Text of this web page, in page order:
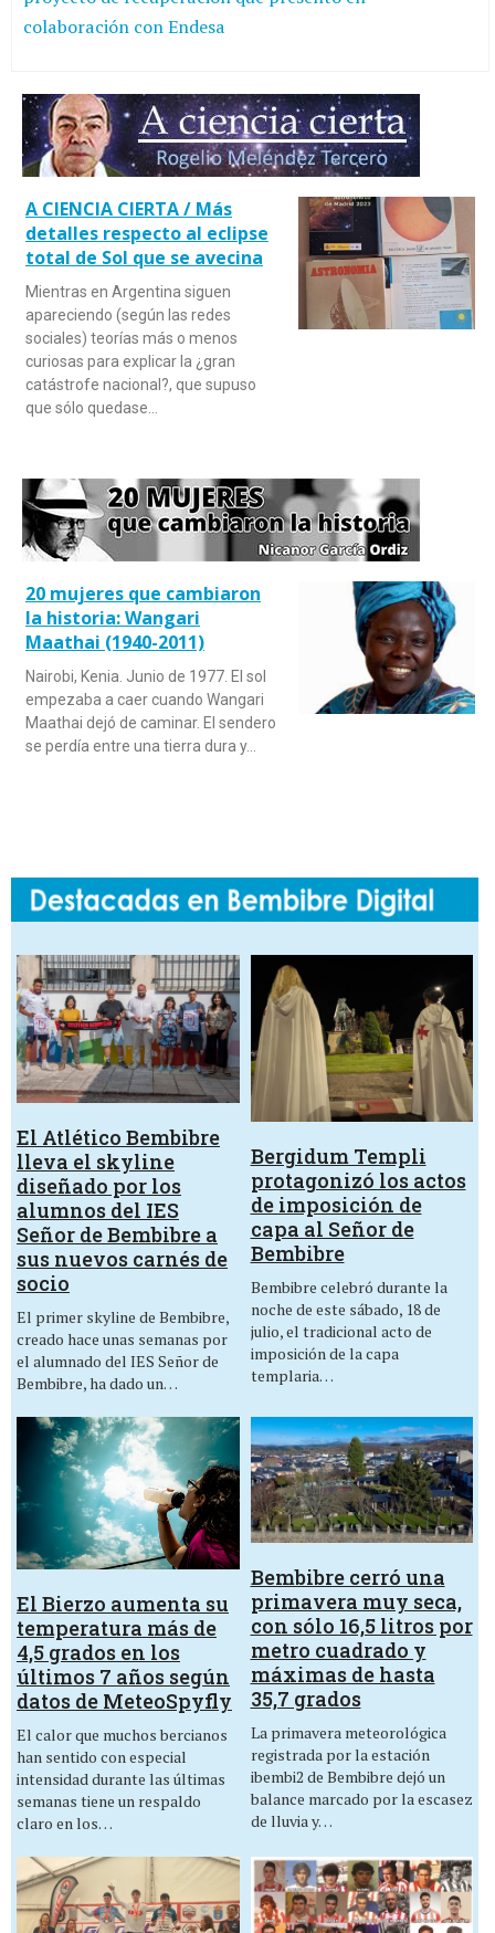
colaboración con Endesa
A CIENCIA CIERTA / Más
detalles respecto al eclipse
total de Sol que se avecina
Mientras en Argentina siguen
apareciendo (según las redes
sociales) teorías más o menos
curiosas para explicar la ¿gran
catástrofe nacional?, que supuso
que sólo quedase…
20 mujeres que cambiaron
la historia: Wangari
Maathai (1940-2011)
Nairobi, Kenia. Junio de 1977. El sol
empezaba a caer cuando Wangari
Maathai dejó de caminar. El sendero
se perdía entre una tierra dura y…
El Atlético Bembibre
lleva el skyline
diseñado por los
alumnos del IES
Señor de Bembibre a
sus nuevos carnés de
socio
El primer skyline de Bembibre,
creado hace unas semanas por
el alumnado del IES Señor de
Bembibre, ha dado un…
Bergidum Templi
protagonizó los actos
de imposición de
capa al Señor de
Bembibre
Bembibre celebró durante la
noche de este sábado, 18 de
julio, el tradicional acto de
imposición de la capa
templaria…
El Bierzo aumenta su
temperatura más de
4,5 grados en los
últimos 7 años según
datos de MeteoSpyfly
El calor que muchos bercianos
han sentido con especial
intensidad durante las últimas
semanas tiene un respaldo
claro en los…
Bembibre cerró una
primavera muy seca,
con sólo 16,5 litros por
metro cuadrado y
máximas de hasta
35,7 grados
La primavera meteorológica
registrada por la estación
ibembi2 de Bembibre dejó un
balance marcado por la escasez
de lluvia y…